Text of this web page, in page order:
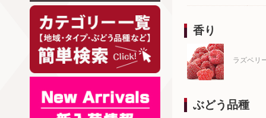
香り
ラズベリ
ぶどう品種